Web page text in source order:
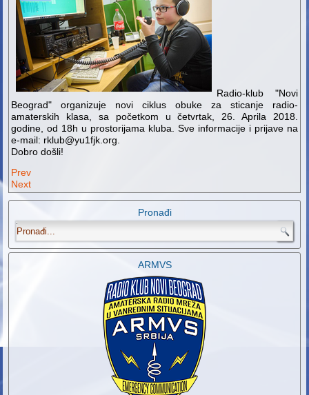
Radio-klub "Novi
Beograd" organizuje novi ciklus obuke za sticanje radio-
amaterskih klasa, sa početkom u četvrtak, 26. Aprila 2018.
godine, od 18h u prostorijama kluba. Sve informacije i prijave na
e-mail: rklub@yu1fjk.org.
Dobro došli!
Prev
Next
Pronađi
.
ARMVS